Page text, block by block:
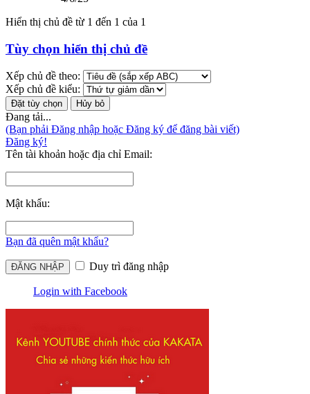
Hiển thị chủ đề từ 1 đến 1 của 1
Tùy chọn hiển thị chủ đề
Xếp chủ đề theo:
Xếp chủ đề kiểu:
Đang tải...
(Bạn phải Đăng nhập hoặc Đăng ký để đăng bài viết)
Đăng ký!
Tên tài khoản hoặc địa chỉ Email:
Mật khẩu:
Bạn đã quên mật khẩu?
Duy trì đăng nhập
Login with Facebook